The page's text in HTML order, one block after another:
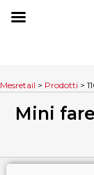
Mesretail > Prodotti >
Mini